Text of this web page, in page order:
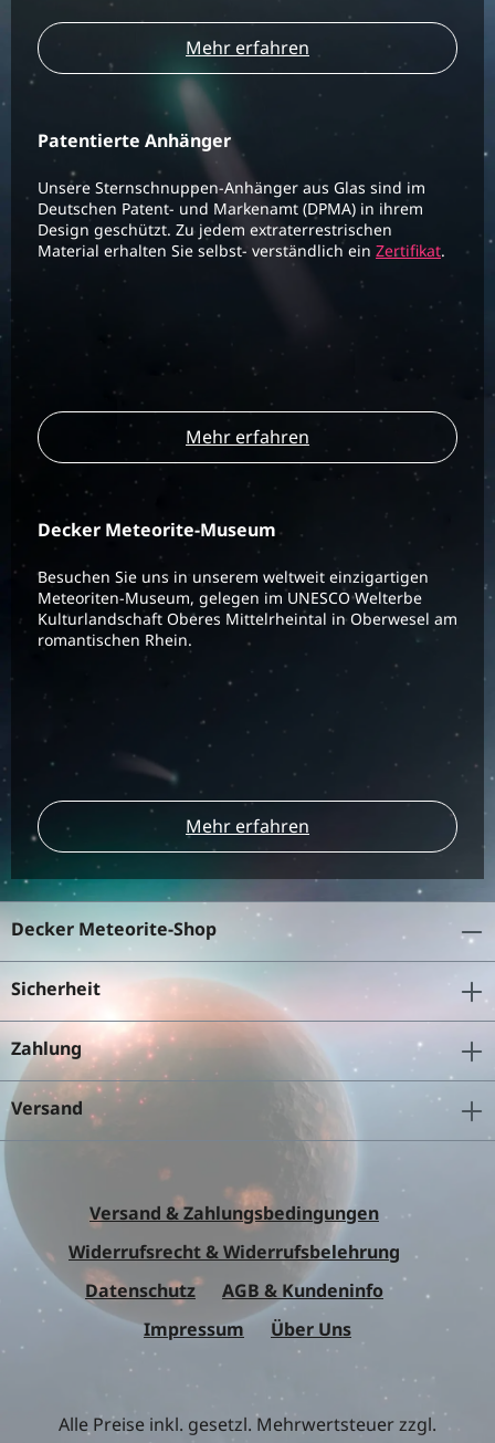
Mehr erfahren
Patentierte Anhänger
Unsere Sternschnuppen-Anhänger aus Glas sind im
Deutschen Patent- und Markenamt (DPMA) in ihrem
Design geschützt. Zu jedem extraterrestrischen
Material erhalten Sie selbst- verständlich ein Zertifikat.
Mehr erfahren
Decker Meteorite-Museum
Besuchen Sie uns in unserem weltweit einzigartigen
Meteoriten-Museum, gelegen im UNESCO Welterbe
Kulturlandschaft Oberes Mittelrheintal in Oberwesel am
romantischen Rhein.
Mehr erfahren
Decker Meteorite-Shop
Sicherheit
Zahlung
Versand
Versand & Zahlungsbedingungen
Widerrufsrecht & Widerrufsbelehrung
Datenschutz
AGB & Kundeninfo
Impressum
Über Uns
Alle Preise inkl. gesetzl. Mehrwertsteuer zzgl.